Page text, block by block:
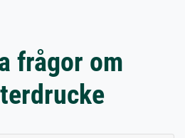
frågor om